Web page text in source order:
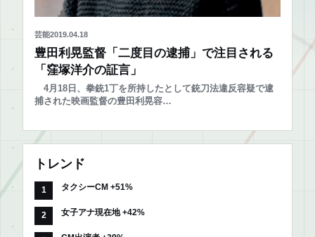
芸能2019.04.18
豊田利晃監督「二度目の逮捕」で注目される
「窪塚洋介の証言」
4月18日、拳銃1丁を所持したとして銃刀法違反容疑で逮
捕された映画監督の豊田利晃容…
トレンド
タクシーCM +51%
女子アナ現在地 +42%